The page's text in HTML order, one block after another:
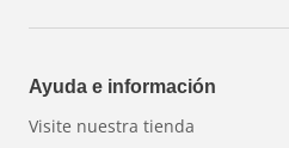
Clasificación IP67
Ideal para vehículos
Ayuda e información
Visite nuestra tienda